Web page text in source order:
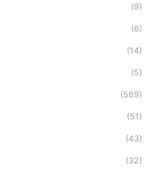
(9)
(6)
(14)
(5)
(569)
(51)
(43)
(32)